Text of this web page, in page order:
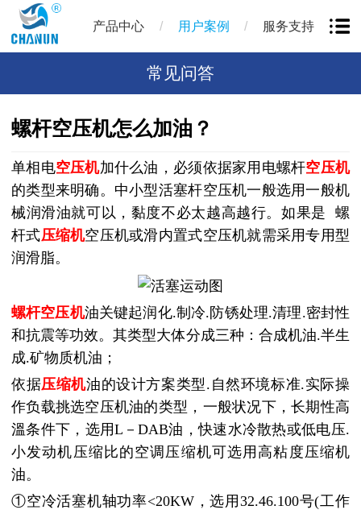
产品中心 / 用户案例 / 服务支持
常见问答
螺杆空压机怎么加油？
单相电空压机加什么油，必须依据家用电螺杆空压机
的类型来明确。中小型活塞杆空压机一般选用一般机
械润滑油就可以，黏度不必太越高越行。如果是 螺
杆式压缩机空压机或滑内置式空压机就需采用专用型
润滑脂。
螺杆空压机油关键起润化.制冷.防锈处理.清理.密封性
和抗震等功效。其类型大体分成三种：合成机油.半生
成.矿物质机油；
依据压缩机油的设计方案类型.自然环境标准.实际操
作负载挑选空压机油的类型，一般状况下，长期性高
溫条件下，选用L－DAB油，快速水冷散热或低电压.
小发动机压缩比的空调压缩机可选用高粘度压缩机
油。
①空冷活塞机轴功率<20KW，选用32.46.100号(工作